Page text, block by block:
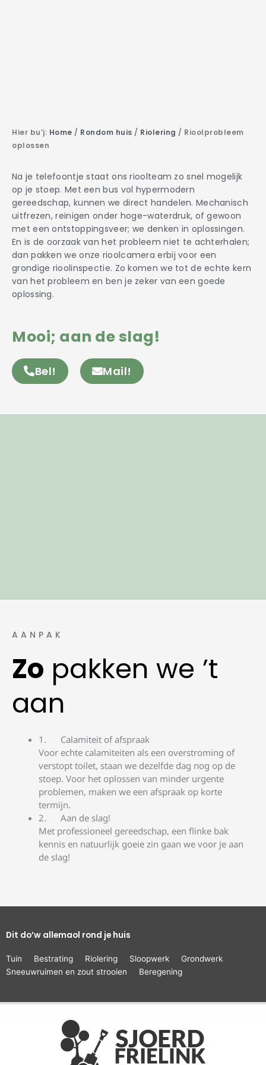
Hier bu’j: Home / Rondom huis / Riolering / Rioolprobleem
oplossen
Na je telefoontje staat ons rioolteam zo snel mogelijk
op je stoep. Met een bus vol hypermodern
gereedschap, kunnen we direct handelen. Mechanisch
uitfrezen, reinigen onder hoge-waterdruk, of gewoon
met een ontstoppingsveer; we denken in oplossingen.
En is de oorzaak van het probleem niet te achterhalen;
dan pakken we onze rioolcamera erbij voor een
grondige rioolinspectie. Zo komen we tot de echte kern
van het probleem en ben je zeker van een goede
oplossing.
Mooi; aan de slag!
Bel! Mail!
AANPAK
Zo pakken we ’t
aan
Calamiteit of afspraak
Voor echte calamiteiten als een overstroming of
verstopt toilet, staan we dezelfde dag nog op de
stoep. Voor het oplossen van minder urgente
problemen, maken we een afspraak op korte
termijn.
Aan de slag!
Met professioneel gereedschap, een flinke bak
kennis en natuurlijk goeie zin gaan we voor je aan
de slag!
Dit do’w allemaol rond je huis
Tuin Bestrating Riolering Sloopwerk
Grondwerk
Sneeuwruimen en zout strooien
Beregening